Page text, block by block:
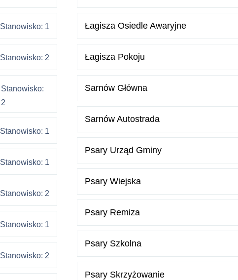
Stanowisko: 1
Stanowisko: 2
Stanowisko:
2
Stanowisko: 1
Stanowisko: 1
Stanowisko: 2
Stanowisko: 1
Stanowisko: 2
Łagisza Osiedle Awaryjne
Łagisza Pokoju
Sarnów Główna
Sarnów Autostrada
Psary Urząd Gminy
Psary Wiejska
Psary Remiza
Psary Szkolna
Psary Skrzyżowanie